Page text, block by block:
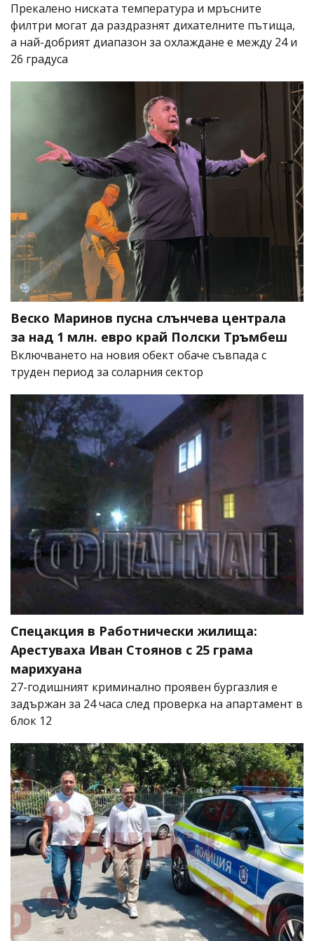
Прекалено ниската температура и мръсните
филтри могат да раздразнят дихателните пътища,
а най-добрият диапазон за охлаждане е между 24 и
26 градуса
Веско Маринов пусна слънчева централа
за над 1 млн. евро край Полски Тръмбеш
Включването на новия обект обаче съвпада с
труден период за соларния сектор
Спецакция в Работнически жилища:
Арестуваха Иван Стоянов с 25 грама
марихуана
27-годишният криминално проявен бургазлия е
задържан за 24 часа след проверка на апартамент в
блок 12